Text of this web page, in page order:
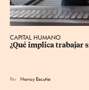
CAPITAL HUMANO
¿Qué implica trabajar
Por Nancy Escutia